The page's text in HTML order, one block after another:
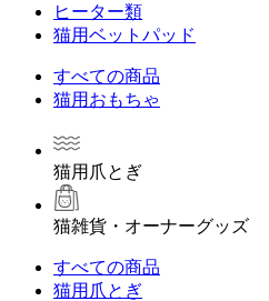
ヒーター類
猫用ベットパッド
すべての商品
猫用おもちゃ
猫用爪とぎ
猫雑貨・オーナーグッズ
すべての商品
猫用爪とぎ